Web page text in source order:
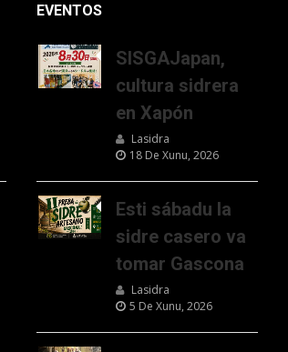
EVENTOS
SISGAJapan,
cultura sidrera
en Xapón
Lasidra
18 De Xunu, 2026
Esti sábadu la
sidre casero va
tomar Gascona
Lasidra
5 De Xunu, 2026